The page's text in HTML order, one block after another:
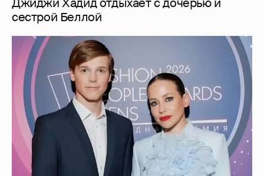
Юлия Барановская отдыхает в Китае с
сыном